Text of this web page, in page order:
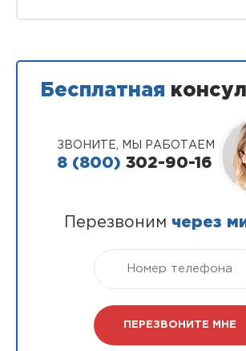
Бесплатная
ЗВОНИТЕ, МЫ РАБОТАЕМ
8 (800) 302-90-16
Перезвоним через